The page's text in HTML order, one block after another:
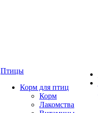
Птицы
Корм для птиц
Корм
Лакомства